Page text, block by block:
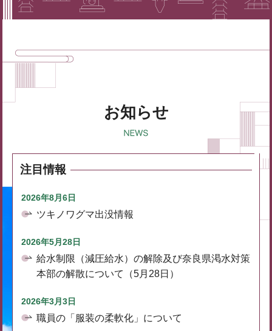
お知らせ
注目情報
2026年8月6日
ツキノワグマ出没情報
2026年5月28日
給水制限（減圧給水）の解除及び奈良県渇水対策
本部の解散について（5月28日）
2026年3月3日
職員の「服装の柔軟化」について